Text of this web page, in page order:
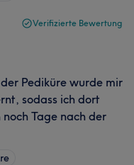
Verifizierte Bewertung
Pediküre wurde mir
sodass ich dort
Tage nach der